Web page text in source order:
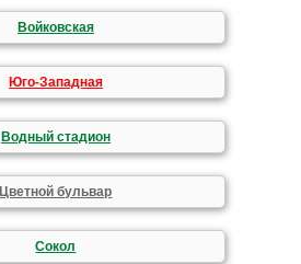
Войковская
Юго-Западная
Водный стадион
Цветной бульвар
Сокол